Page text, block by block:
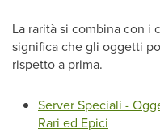
La rarità si combina con i
significa che gli oggetti
rispetto a prima.
Server Speciali -
Rari ed Epici